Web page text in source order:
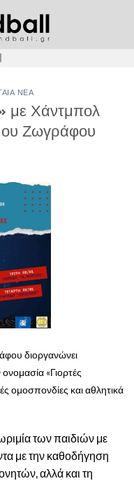
ΝΈΑ
με Χάντμπολ
Ζωγράφου
διοργανώνει
«Γιορτές
ομοσπονδίες και αθλητικά
των παιδιών με
με την καθοδήγηση
αλλά και τη